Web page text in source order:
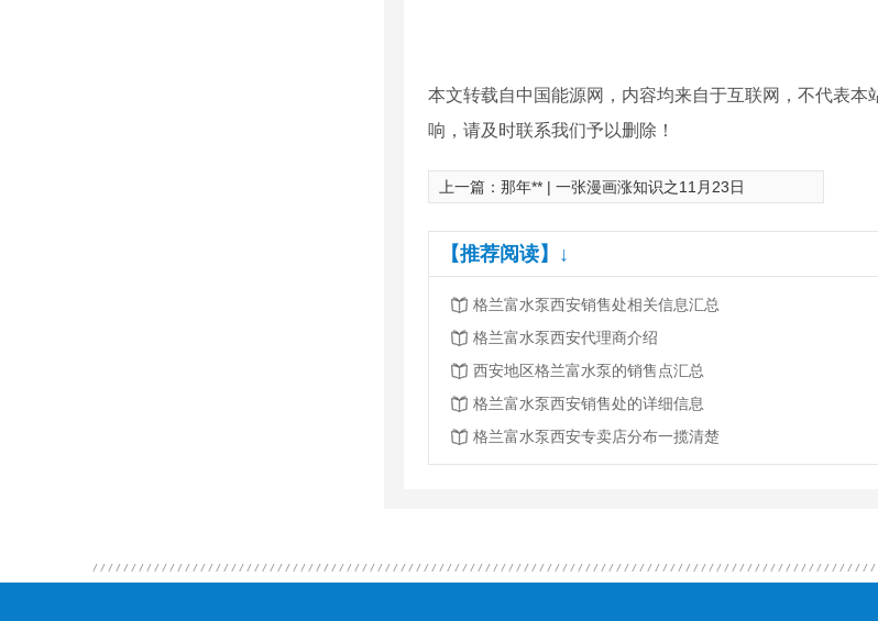
本文转载自中国能源网，内容均来自于互联网，不代表
响，请及时联系我们予以删除！
上一篇： 那年** | 一张漫画涨知识之11月23日
【推荐阅读】↓
格兰富水泵西安销售处相关信息汇总
格兰富水泵西安代理商介绍
西安地区格兰富水泵的销售点汇总
格兰富水泵西安销售处的详细信息
格兰富水泵西安专卖店分布一揽清楚